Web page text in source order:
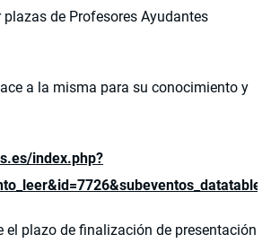
de Profesores Ayudantes
a la misma para su conocimiento y
index.php?
el plazo de finalización de presentación